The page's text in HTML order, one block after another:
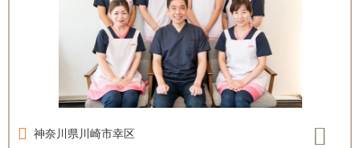
神奈川県川崎市幸区